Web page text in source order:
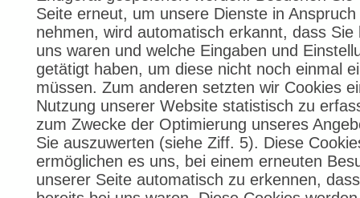
Seite erneut, um unsere Dienste in Anspruch
nehmen, wird automatisch erkannt, dass Sie
uns waren und welche Eingaben und
getätigt haben, um diese nicht noch einmal
müssen. Zum anderen setzten wir Cookies
Nutzung unserer Website statistisch zu
zum Zwecke der Optimierung unseres
Sie auszuwerten (siehe Ziff. 5). Diese
ermöglichen es uns, bei einem erneuten
unserer Seite automatisch zu erkennen,